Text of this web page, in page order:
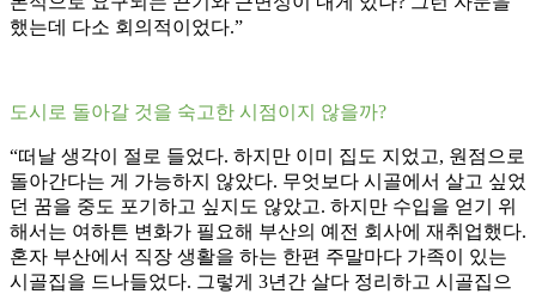
했는데 다소 회의적이었다.”
도시로 돌아갈 것을 숙고한 시점이지 않을까?
“떠날 생각이 절로 들었다. 하지만 이미 집도 지었고, 원점으로
돌아간다는 게 가능하지 않았다. 무엇보다 시골에서 살고 싶었
던 꿈을 중도 포기하고 싶지도 않았고. 하지만 수입을 얻기 위
해서는 여하튼 변화가 필요해 부산의 예전 회사에 재취업했다.
혼자 부산에서 직장 생활을 하는 한편 주말마다 가족이 있는
시골집을 드나들었다. 그렇게 3년간 살다 정리하고 시골집으